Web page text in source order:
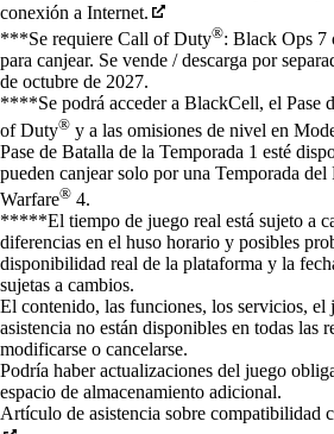
conexión a Internet.
***Se requiere Call of Duty®: Black Ops
para canjear. Se vende / descarga por
de octubre de 2027.
****Se podrá acceder a BlackCell, el Pase
of Duty® y a las omisiones de nivel en
Pase de Batalla de la Temporada 1 esté
pueden canjear solo por una Temporada
Warfare® 4.
*****El tiempo de juego real está sujeto a
diferencias en el huso horario y posibles
disponibilidad real de la plataforma y la
sujetas a cambios.
El contenido, las funciones, los servicios, el
asistencia no están disponibles en todas las
modificarse o cancelarse.
Podría haber actualizaciones del juego
espacio de almacenamiento adicional.
Artículo de asistencia sobre compatibilidad